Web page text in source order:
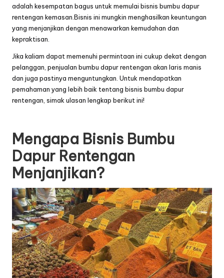
adalah kesempatan bagus untuk memulai bisnis bumbu dapur
rentengan kemasan.Bisnis ini mungkin menghasilkan keuntungan
yang menjanjikan dengan menawarkan kemudahan dan
kepraktisan.
Jika kaliam dapat memenuhi permintaan ini cukup dekat dengan
pelanggan, penjualan bumbu dapur rentengan akan laris manis
dan juga pastinya menguntungkan. Untuk mendapatkan
pemahaman yang lebih baik tentang bisnis bumbu dapur
rentengan, simak ulasan lengkap berikut ini!
Mengapa Bisnis Bumbu
Dapur Rentengan
Menjanjikan?